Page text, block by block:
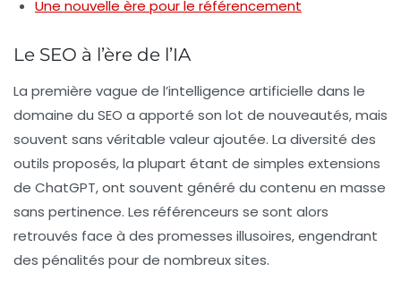
Une nouvelle ère pour le référencement
Le SEO à l’ère de l’IA
La première vague de l’intelligence artificielle dans le
domaine du SEO a apporté son lot de nouveautés, mais
souvent sans véritable valeur ajoutée. La diversité des
outils proposés, la plupart étant de simples extensions
de ChatGPT, ont souvent généré du contenu en masse
sans pertinence. Les référenceurs se sont alors
retrouvés face à des promesses illusoires, engendrant
des pénalités pour de nombreux sites.